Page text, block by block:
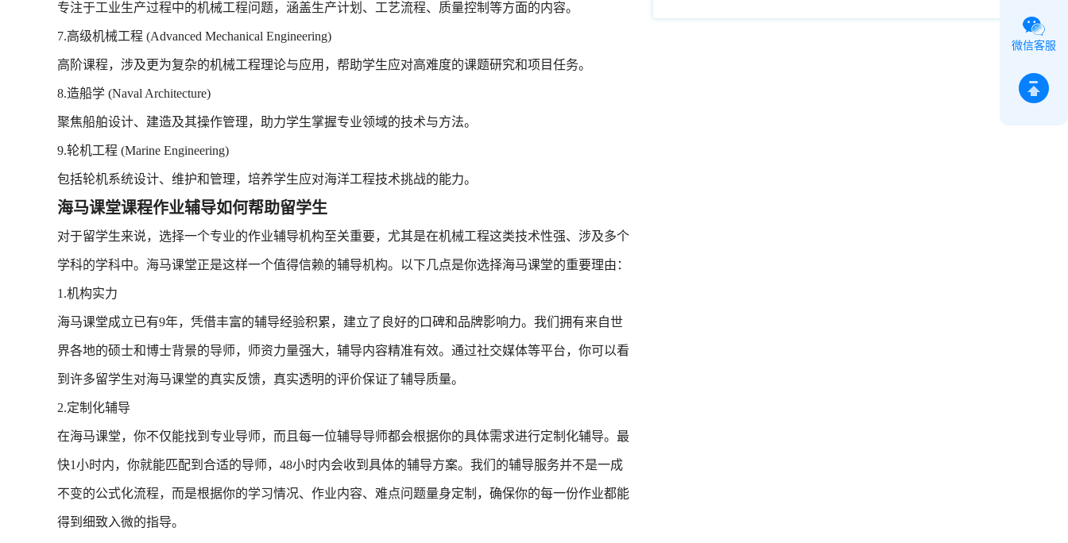
专注于工业生产过程中的机械工程问题，涵盖生产计划、工艺流程、质量控制等方面的内容。
7.高级机械工程 (Advanced Mechanical Engineering)
高阶课程，涉及更为复杂的机械工程理论与应用，帮助学生应对高难度的课题研究和项目任务。
8.造船学 (Naval Architecture)
聚焦船舶设计、建造及其操作管理，助力学生掌握专业领域的技术与方法。
9.轮机工程 (Marine Engineering)
包括轮机系统设计、维护和管理，培养学生应对海洋工程技术挑战的能力。
海马课堂课程作业辅导如何帮助留学生
对于留学生来说，选择一个专业的作业辅导机构至关重要，尤其是在机械工程这类技术性强、涉及多个
学科的学科中。海马课堂正是这样一个值得信赖的辅导机构。以下几点是你选择海马课堂的重要理由：
1.机构实力
海马课堂成立已有9年，凭借丰富的辅导经验积累，建立了良好的口碑和品牌影响力。我们拥有来自世
界各地的硕士和博士背景的导师，师资力量强大，辅导内容精准有效。通过社交媒体等平台，你可以看
到许多留学生对海马课堂的真实反馈，真实透明的评价保证了辅导质量。
2.定制化辅导
在海马课堂，你不仅能找到专业导师，而且每一位辅导导师都会根据你的具体需求进行定制化辅导。最
快1小时内，你就能匹配到合适的导师，48小时内会收到具体的辅导方案。我们的辅导服务并不是一成
不变的公式化流程，而是根据你的学习情况、作业内容、难点问题量身定制，确保你的每一份作业都能
得到细致入微的指导。
微信客服